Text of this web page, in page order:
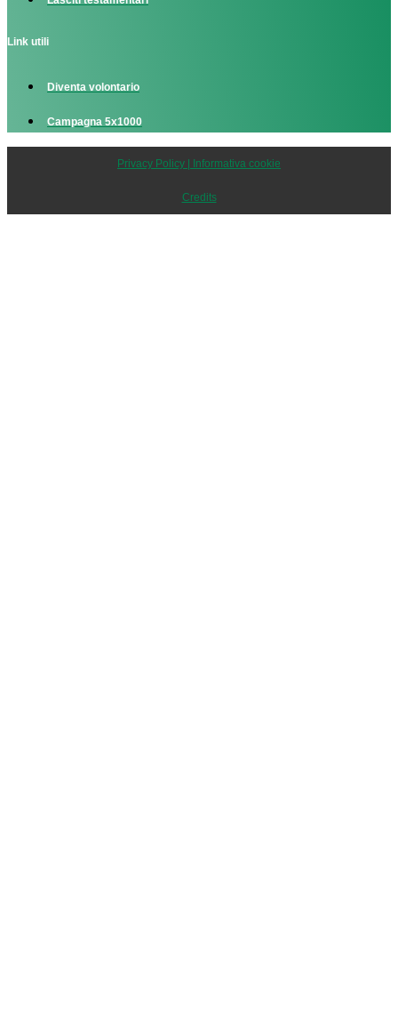
Link utili
Diventa volontario
Campagna 5x1000
Privacy Policy | Informativa cookie
Credits